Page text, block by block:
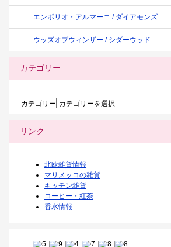
エンポリオ・アルマーニ / ダイアモンズ
ウッズオブウィンザー / シダーウッド
カテゴリー
カテゴリー
リンク
北欧雑貨情報
マリメッコの雑貨
キッチン雑貨
コーヒー・紅茶
香水情報